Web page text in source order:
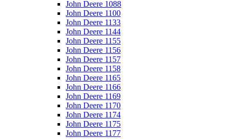
John Deere 1088
John Deere 1100
John Deere 1133
John Deere 1144
John Deere 1155
John Deere 1156
John Deere 1157
John Deere 1158
John Deere 1165
John Deere 1166
John Deere 1169
John Deere 1170
John Deere 1174
John Deere 1175
John Deere 1177